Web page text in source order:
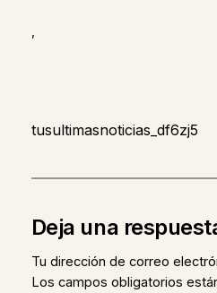
,
tusultimasnoticias_df6zj5
Deja una
Tu dirección de correo
Los campos obligatorios